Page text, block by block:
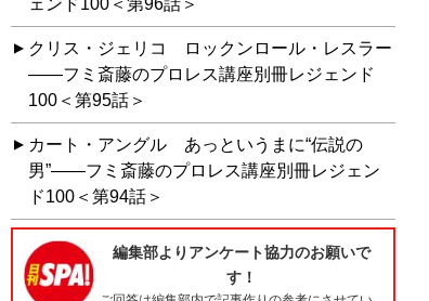
クリス・ジェリコ ロックンロール・レスラー
――フミ斎藤のプロレス講座別冊レジェンド
100＜第95話＞
カート・アングル あっというまに“伝説の
男”――フミ斎藤のプロレス講座別冊レジェン
ド100＜第94話＞